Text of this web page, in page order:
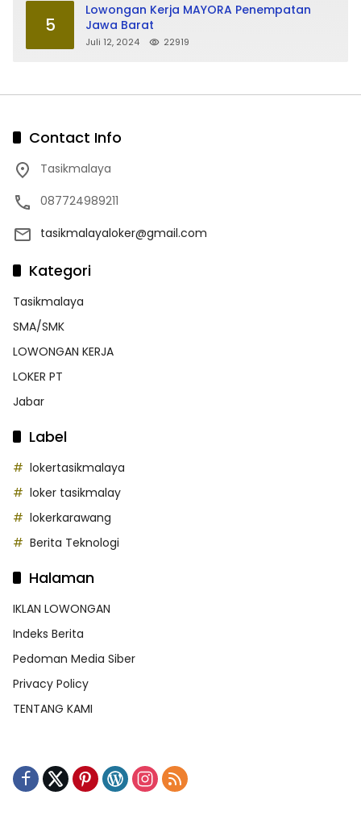
5
Lowongan Kerja MAYORA Penempatan
Jawa Barat
Juli 12, 2024 22919
Contact Info
Tasikmalaya
087724989211
tasikmalayaloker@gmail.com
Kategori
Tasikmalaya
SMA/SMK
LOWONGAN KERJA
LOKER PT
Jabar
Label
lokertasikmalaya
loker tasikmalay
lokerkarawang
Berita Teknologi
Halaman
IKLAN LOWONGAN
Indeks Berita
Pedoman Media Siber
Privacy Policy
TENTANG KAMI